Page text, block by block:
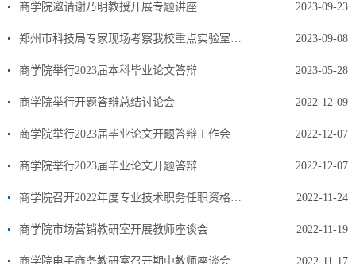
商学院邀请谢乃明教授开展专题讲座 2023-09-23
郑州市科技局专家现场考察我校重点实验室建设工作 2023-09-08
商学院举行2023届本科毕业论文答辩 2023-05-28
商学院举行开题答辩总结讨论会 2022-12-09
商学院举行2023届毕业论文开题答辩工作会 2022-12-07
商学院举行2023届毕业论文开题答辩 2022-12-07
商学院召开2022年度专业技术职务任职资格评审工作动员会 2022-11-24
商学院市场营销教研室开展教师座谈会 2022-11-19
商学院电子商务教研室召开期中教师座谈会 2022-11-17